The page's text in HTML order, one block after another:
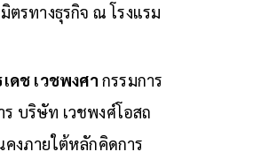
รทางธุรกิจ ณ โรงแรม
ดช เวชพงศากรรมการ
ร บริษัท เวชพงศ์โอสถ
งภายใต้หลักคิดการ